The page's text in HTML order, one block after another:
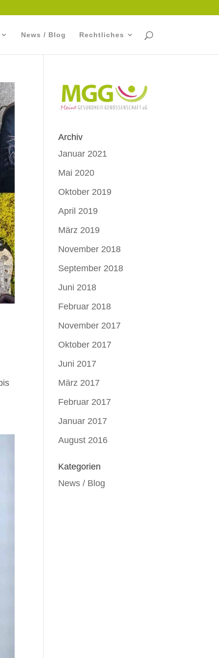
News / Blog Rechtliches
Archiv
Januar 2021
Mai 2020
Oktober 2019
April 2019
März 2019
November 2018
September 2018
Juni 2018
Februar 2018
November 2017
Oktober 2017
Juni 2017
März 2017
Februar 2017
Januar 2017
August 2016
Kategorien
News / Blog